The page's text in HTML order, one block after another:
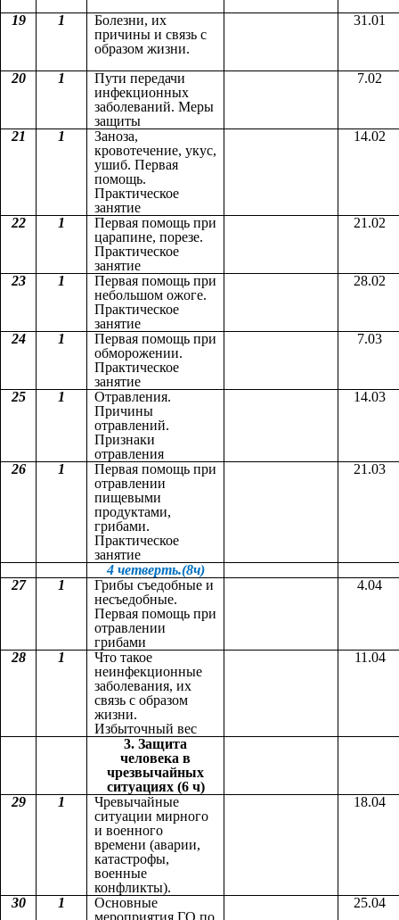
19
1
Болезни, их
причины и связь с
образом жизни.
31.01
20 1
Пути передачи
инфекционных
заболеваний. Меры
защиты
7.02
21 1
Заноза,
кровотечение, укус,
ушиб. Первая
помощь.
Практическое
занятие
14.02
22 1
Первая помощь при
царапине, порезе.
Практическое
занятие
21.02
23 1
Первая помощь при
небольшом ожоге.
Практическое
занятие
28.02
24 1
Первая помощь при
обморожении.
Практическое
занятие
7.03
25 1
Отравления.
Причины
отравлений.
Признаки
отравления
14.03
26 1
Первая помощь при
отравлении
пищевыми
продуктами,
грибами.
Практическое
занятие
21.03
4 четверть.(8ч)
27
1
Грибы съедобные и
несъедобные.
Первая помощь при
отравлении
грибами
4.04
28 1
Что такое
неинфекционные
заболевания, их
связь с образом
жизни.
Избыточный вес
11.04
3. Защита
человека в
чрезвычайных
ситуациях (6 ч)
29
1
Чревычайные
ситуации мирного
и военного
времени (аварии,
катастрофы,
военные
конфликты).
18.04
30 1
Основные
25.04